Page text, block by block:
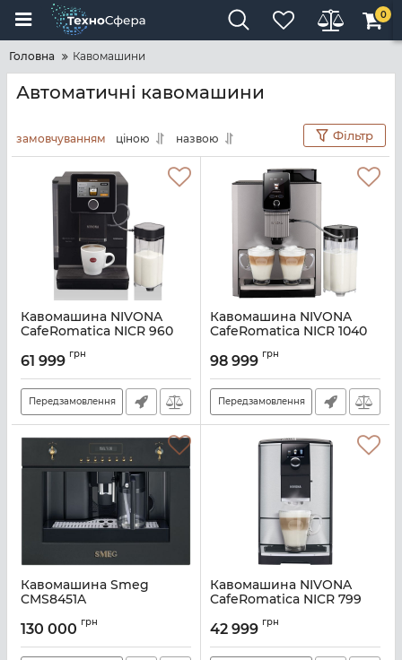
0
Головна Кавомашини
Автоматичні кавомашини
замовчуванням ціною назвою Фільтр
Кавомашина NIVONA
CafeRomatica NICR 960
61 999 грн
Передзамовлення
Кавомашина NIVONA
CafeRomatica NICR 1040
98 999 грн
Передзамовлення
Кавомашина Smeg
CMS8451A
130 000 грн
Кавомашина NIVONA
CafeRomatica NICR 799
42 999 грн